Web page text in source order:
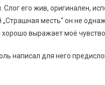
его жив, оригинален,
месть“ он не
выражает моё чувство
написал для него